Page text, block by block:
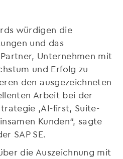
würdigen die
und das
Unternehmen mit
und Erfolg zu
den ausgezeichneten
Arbeit bei der
‚AI-first, Suite-
Kunden“, sagte
SAP SE.
die Auszeichnung mit